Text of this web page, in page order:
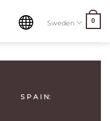
Sweden 0
A I N: